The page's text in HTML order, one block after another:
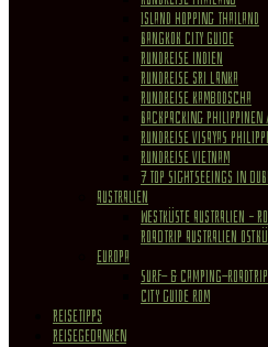
Island Hopping Thailand
Bangkok City Guide
Rundreise Indien
Rundreise Sri Lanka
Rundreise Kambodscha
Backpacking Philippinen
Rundreise Visayas
Rundreise Vietnam
7 Top Sightseeings in
Australien
Westküste Australien –
Roadtrip Australien
Europa
Surf- & Camping-
City Guide Rom
REISETIPPS
REISEGEDANKEN